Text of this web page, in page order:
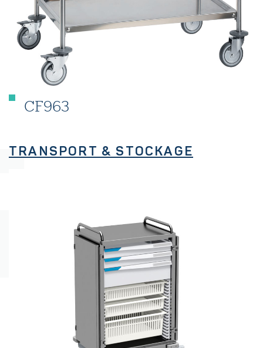
CF963
TRANSPORT & STOCKAGE